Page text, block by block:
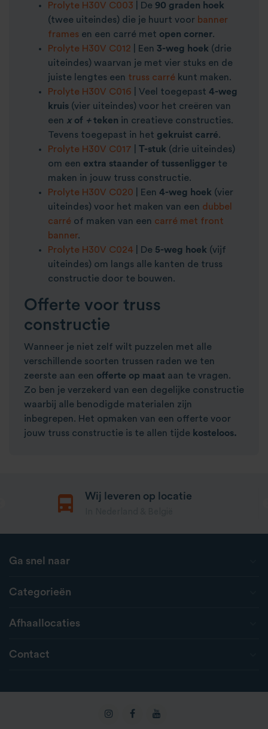
Prolyte H30V C003 | De 90 graden hoek
(twee uiteindes) die je huurt voor banner
frames en een carré met open corner.
Prolyte H30V C012 | Een 3-weg hoek (drie
uiteindes) waarvan je met vier stuks en de
juiste lengtes een truss carré kunt maken.
Prolyte H30V C016 | Veel toegepast 4-weg
kruis (vier uiteindes) voor het creëren van
een xof +teken in creatieve constructies.
Tevens toegepast in het gekruist carré.
Prolyte H30V C017
T-stuk (drie uiteindes)
om een extra staander of tussenligger te
maken in jouw truss constructie.
Prolyte H30V C020 | Een 4-weg hoek (vier
uiteindes) voor het maken van een dubbel
carré of maken van een carré met front
banner.
Prolyte H30V C024 | De 5-weg hoek (vijf
uiteindes) om langs alle kanten de truss
constructie door te bouwen.
Offerte voor truss
constructie
Wanneer je niet zelf wilt puzzelen met alle
verschillende soorten trussen raden we ten
zeerste aan een offerte op maat aan te vragen.
Zo ben je verzekerd van een degelijke constructie
waarbij alle benodigde materialen zijn
inbegrepen. Het opmaken van een offerte voor
jouw truss constructie is te allen tijde kosteloos.
Wij leveren op locatie
Ga snel naar
Categorieën
Afhaallocaties
Contact